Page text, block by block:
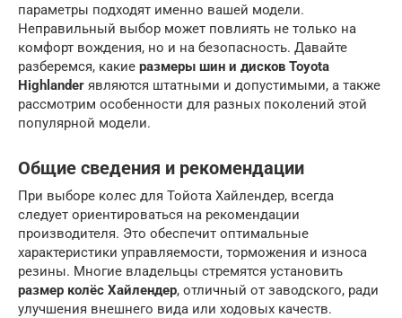
параметры подходят именно вашей модели.
Неправильный выбор может повлиять не только на
комфорт вождения, но и на безопасность. Давайте
разберемся, какие размеры шин и дисков Toyota
Highlander являются штатными и допустимыми, а также
рассмотрим особенности для разных поколений этой
популярной модели.
Общие сведения и рекомендации
При выборе колес для Тойота Хайлендер, всегда
следует ориентироваться на рекомендации
производителя. Это обеспечит оптимальные
характеристики управляемости, торможения и износа
резины. Многие владельцы стремятся установить
размер колёс Хайлендер, отличный от заводского, ради
улучшения внешнего вида или ходовых качеств.